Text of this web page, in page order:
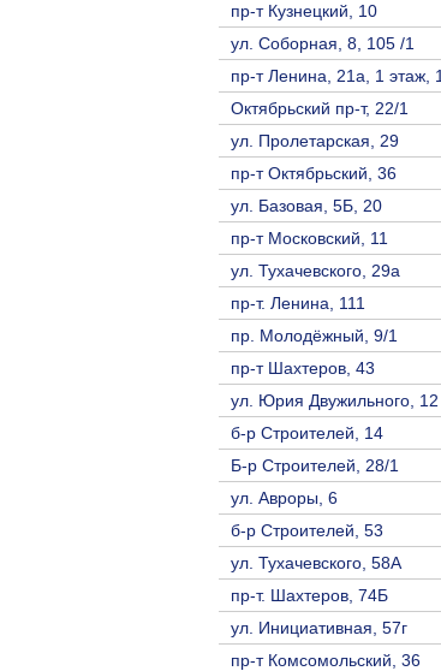
пр-т Кузнецкий, 10
ул. Соборная, 8, 105 /1
пр-т Ленина, 21а, 1 этаж,
Октябрьский пр-т, 22/1
ул. Пролетарская, 29
пр-т Октябрьский, 36
ул. Базовая, 5Б, 20
пр-т Московский, 11
ул. Тухачевского, 29а
пр-т. Ленина, 111
пр. Молодёжный, 9/1
пр-т Шахтеров, 43
ул. Юрия Двужильного, 12
б-р Строителей, 14
Б-р Строителей, 28/1
ул. Авроры, 6
б-р Строителей, 53
ул. Тухачевского, 58А
пр-т. Шахтеров, 74Б
ул. Инициативная, 57г
пр-т Комсомольский, 36